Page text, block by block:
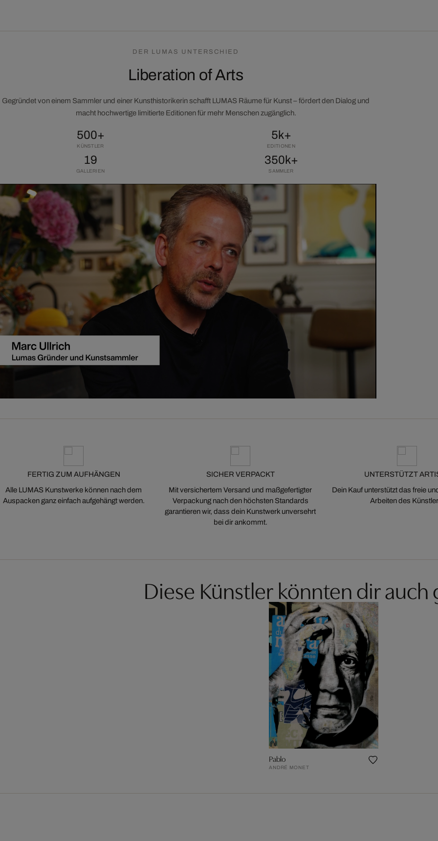
DER LUMAS UNTERSCHIED
Liberation of Arts
Gegründet von einem Sammler und einer Kunsthistorikerin schafft LUMAS Räume für Kunst – fördert den Dialog und
macht hochwertige limitierte Editionen für mehr Menschen zugänglich.
500+
KÜNSTLER
5k+
EDITIONEN
19
GALLERIEN
350k+
SAMMLER
FERTIG ZUM AUFHÄNGEN
Alle LUMAS Kunstwerke können nach dem
Auspacken ganz einfach aufgehängt werden.
SICHER VERPACKT
Mit versichertem Versand und maßgefertigter
Verpackung nach den höchsten Standards
garantieren wir, dass dein Kunstwerk unversehrt
bei dir ankommt.
UNTERSTÜTZT
Dein Kauf unterstützt das freie
Arbeiten des
Diese Künstler könnten dir auch
Pablo
ANDRÉ MONET